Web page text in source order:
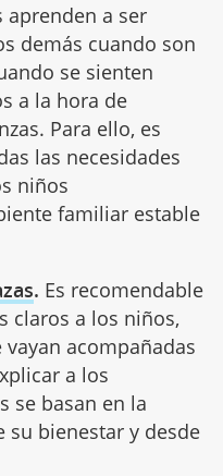
aprenden a ser
demás cuando son
se sienten
a la hora de
Para ello, es
las necesidades
niños
familiar estable
. Es recomendable
claros a los niños,
acompañadas
a los
se basan en la
su bienestar y desde